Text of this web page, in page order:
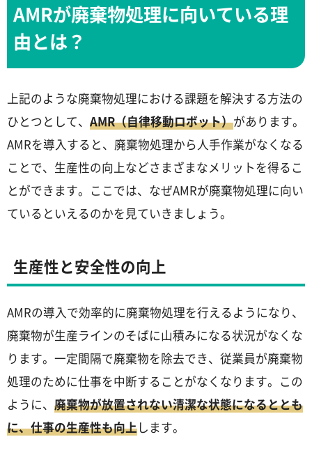
AMRが廃棄物処理に向いている理
由とは？
上記のような廃棄物処理における課題を解決する方法の
ひとつとして、 AMR（自律移動ロボット）があります。
AMRを導入すると、廃棄物処理から人手作業がなくなる
ことで、生産性の向上などさまざまなメリットを得るこ
とができます。ここでは、なぜAMRが廃棄物処理に向い
ているといえるのかを見ていきましょう。
生産性と安全性の向上
AMRの導入で効率的に廃棄物処理を行えるようになり、
廃棄物が生産ラインのそばに山積みになる状況がなくな
ります。一定間隔で廃棄物を除去でき、従業員が廃棄物
処理のために仕事を中断することがなくなります。この
ように、 廃棄物が放置されない清潔な状態になるととも
に、仕事の生産性も向上します。